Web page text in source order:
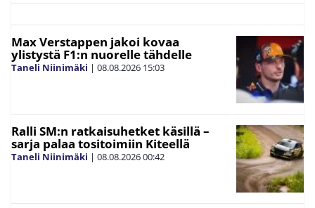
Max Verstappen jakoi kovaa
ylistystä F1:n nuorelle tähdelle
Taneli Niinimäki | 08.08.2026 15:03
Ralli SM:n ratkaisuhetket käsillä –
sarja palaa tositoimiin Kiteellä
Taneli Niinimäki | 08.08.202600:42